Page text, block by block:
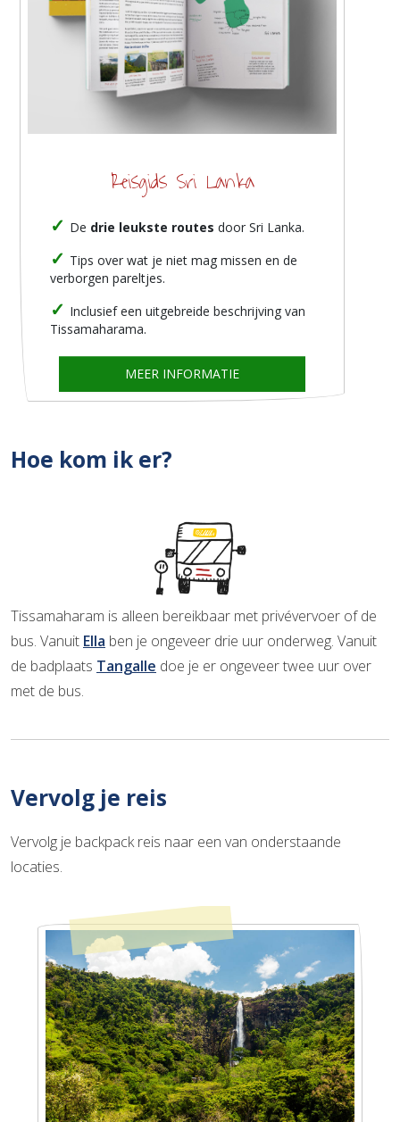
Reisgids Sri Lanka
De drie leukste routes door Sri Lanka.
Tips over wat je niet mag missen en de
verborgen pareltjes.
Inclusief een uitgebreide beschrijving van
Tissamaharama.
MEER INFORMATIE
Hoe kom ik er?
Tissamaharam is alleen bereikbaar met privévervoer of de
bus. Vanuit Ella ben je ongeveer drie uur onderweg. Vanuit
de badplaats Tangalle doe je er ongeveer twee uur over
met de bus.
Vervolg je reis
Vervolg je backpack reis naar een van onderstaande
locaties.